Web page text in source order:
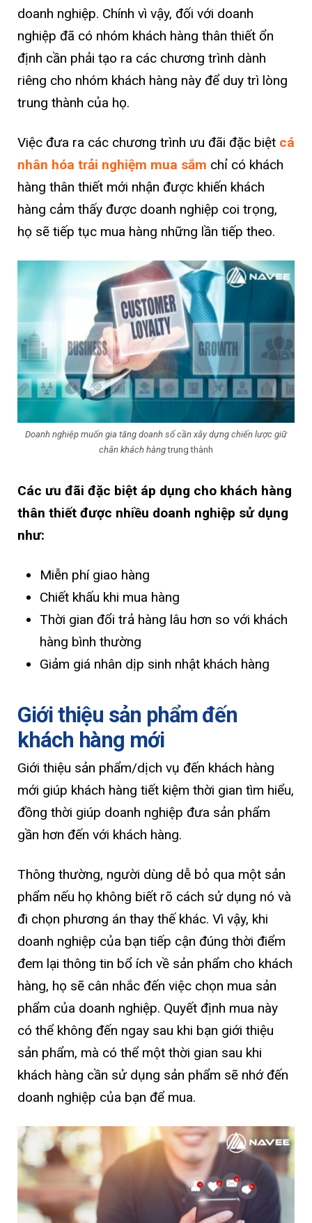
doanh nghiệp. Chính vì vậy, đối với doanh
nghiệp đã có nhóm khách hàng thân thiết ổn
định cần phải tạo ra các chương trình dành
riêng cho nhóm khách hàng này để duy trì lòng
trung thành của họ.
Việc đưa ra các chương trình ưu đãi đặc biệt cá
nhân hóa trải nghiệm mua sắm chỉ có khách
hàng thân thiết mới nhận được khiến khách
hàng cảm thấy được doanh nghiệp coi trọng,
họ sẽ tiếp tục mua hàng những lần tiếp theo.
Doanh nghiệp muốn gia tăng doanh số cần xây dựng chiến lược giữ
chân khách hàngtrung thành
Các ưu đãi đặc biệt áp dụng cho khách hàng
thân thiết được nhiều doanh nghiệp sử dụng
như:
Miễn phí giao hàng
Chiết khấu khi mua hàng
Thời gian đổi trả hàng lâu hơn so với khách
hàng bình thường
Giảm giá nhân dịp sinh nhật khách hàng
Giới thiệu sản phẩm đến
khách hàng mới
Giới thiệu sản phẩm/dịch vụ đến khách hàng
mới giúp khách hàng tiết kiệm thời gian tìm hiểu,
đồng thời giúp doanh nghiệp đưa sản phẩm
gần hơn đến với khách hàng.
Thông thường, người dùng dễ bỏ qua một sản
phẩm nếu họ không biết rõ cách sử dụng nó và
đi chọn phương án thay thế khác. Vì vậy, khi
doanh nghiệp của bạn tiếp cận đúng thời điểm
đem lại thông tin bổ ích về sản phẩm cho khách
hàng, họ sẽ cân nhắc đến việc chọn mua sản
phẩm của doanh nghiệp. Quyết định mua này
có thể không đến ngay sau khi bạn giới thiệu
sản phẩm, mà có thể một thời gian sau khi
khách hàng cần sử dụng sản phẩm sẽ nhớ đến
doanh nghiệp của bạn để mua.